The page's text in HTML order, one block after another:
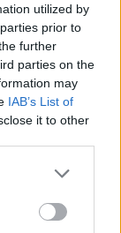
utilized by
prior to
further
parties on the
may
IAB’s List of
it to other
more Google
may click to
tags to
κόρη του
βραβευμένος
για την
γυναίκα
υποστηρίζω